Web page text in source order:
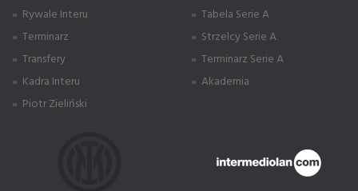
» Rywale Interu
» Terminarz
» Transfery
» Kadra Interu
» Piotr Zieliński
» Tabela Serie A
» Strzelcy Serie A
» Terminarz Serie A
» Akademia